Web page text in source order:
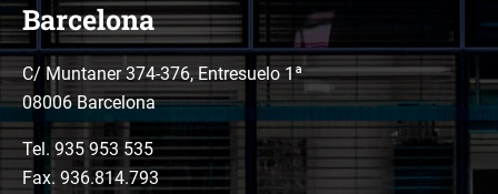
Barcelona
C/ Muntaner 374-376, Entresuelo 1ª
08006 Barcelona
Tel. 935 953 535
Fax. 936.814.793